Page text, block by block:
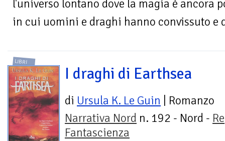
l'universo lontano dove la magia è ancora
in cui uomini e draghi hanno convissuto e
LIBRI
I draghi di Earthsea
di Ursula K. Le Guin | Romanzo
Narrativa Nord n. 192 - Nord -
Fantascienza